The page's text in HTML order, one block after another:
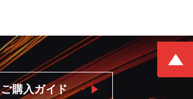
ご購入ガイド